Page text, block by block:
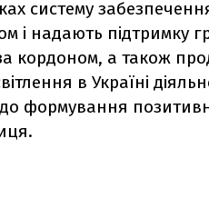
систему забезпечення
і надають підтримку
кордоном, а також
в Україні
формування